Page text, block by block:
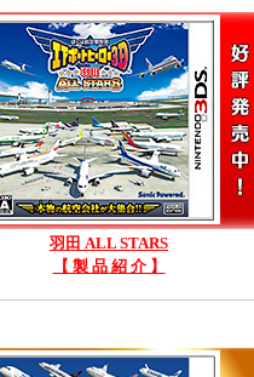
2015. 11/6 【 関空 ALL STARS 】ジ
場する機体一覧を公開しました。
2015. 10/30 【 関空 ALL STARS 】
シア航空 エバー航空のゲームに登場
2015. 10/23 【 関空 ALL STARS 】
ゲームに登場する機体一覧を公開し
2015. 10/9 【 関空 ALL STARS 】舞
2015. 10/8 【 関空 ALL STARS 】登
ダ・インドネシア航空、トランス
2015. 10/5 【 関空 ALL STARS 】登
羽田 ALL STARS
【 製 品 紹 介 】